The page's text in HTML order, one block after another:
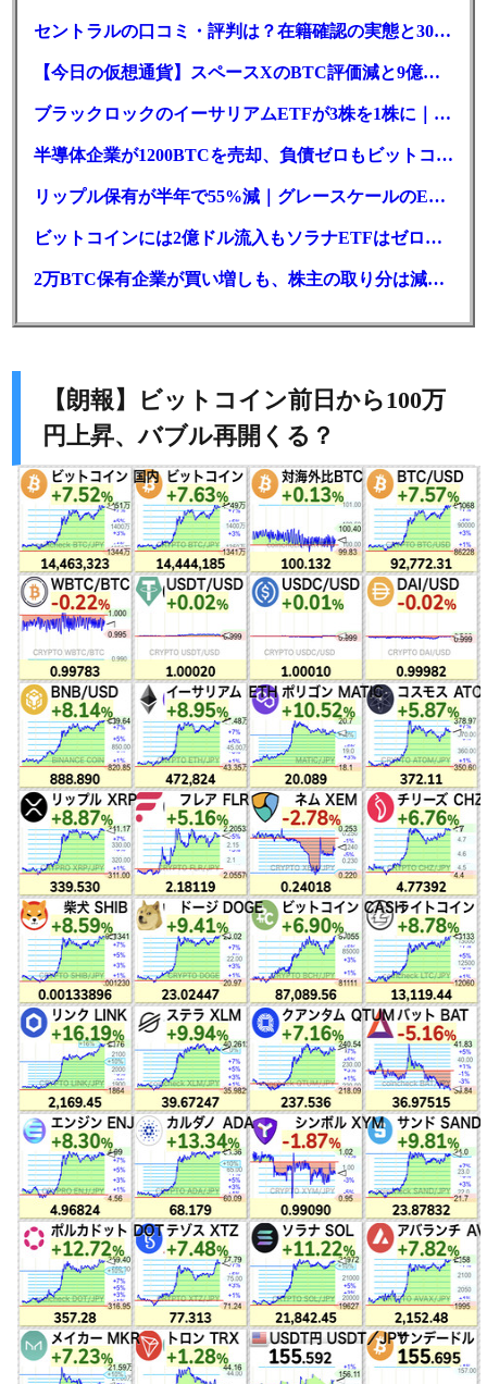
セントラルの口コミ・評判は？在籍確認の実態と30日金利0円の落とし穴
【今日の仮想通貨】スペースXのBTC評価減と9億株の解禁。208億円相当のBTCが盗難
ブラックロックのイーサリアムETFが3株を1株に｜年初来37%安
半導体企業が1200BTCを売却、負債ゼロもビットコイン戦略は後退
リップル保有が半年で55%減｜グレースケールのETF、純資産1.6億ドル減
ビットコインには2億ドル流入もソラナETFはゼロ｜5営業日連続で停止
2万BTC保有企業が買い増しも、株主の取り分は減少｜目標と逆行
【朗報】ビットコイン前日から100万
円上昇、バブル再開くる？